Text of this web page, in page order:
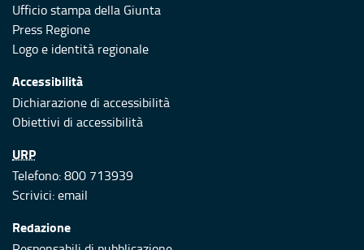
Ufficio stampa della Giunta
Press Regione
Logo e identità regionale
Accessibilità
Dichiarazione di accessibilità
Obiettivi di accessibilità
URP
Telefono: 800 713939
Scrivici:email
Redazione